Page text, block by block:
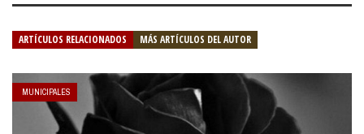
ARTÍCULOS RELACIONADOS MÁS ARTÍCULOS DEL AUTOR
MUNICIPALES